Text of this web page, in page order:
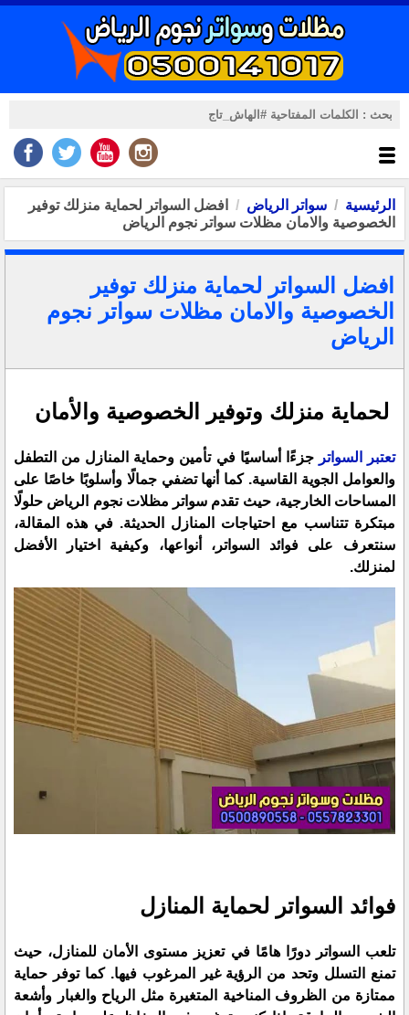
الرئيسية سواتر الرياض
افضل السواتر لحماية منزلك توفير
الخصوصية والامان مظلات سواتر نجوم الرياض
افضل السواتر لحماية منزلك توفير
الخصوصية والامان مظلات سواتر نجوم
الرياض
لحماية منزلك وتوفير الخصوصية والأمان
تعتبر السواتر جزءًا أساسيًا في تأمين وحماية المنازل من التطفل
والعوامل الجوية القاسية. كما أنها تضفي جمالًا وأسلوبًا خاصًا على
المساحات الخارجية، حيث تقدم سواتر مظلات نجوم الرياض حلولًا
مبتكرة تتناسب مع احتياجات المنازل الحديثة. في هذه المقالة،
سنتعرف على فوائد السواتر، أنواعها، وكيفية اختيار الأفضل
لمنزلك.
فوائد السواتر لحماية المنازل
تلعب السواتر دورًا هامًا في تعزيز مستوى الأمان للمنازل، حيث
تمنع التسلل وتحد من الرؤية غير المرغوب فيها. كما توفر حماية
ممتازة من الظروف المناخية المتغيرة مثل الرياح والغبار وأشعة